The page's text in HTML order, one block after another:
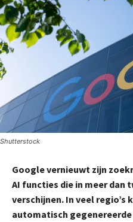
Shutterstock
Google vernieuwt zijn
AI functies die in meer dan
verschijnen. In veel regio’s
automatisch